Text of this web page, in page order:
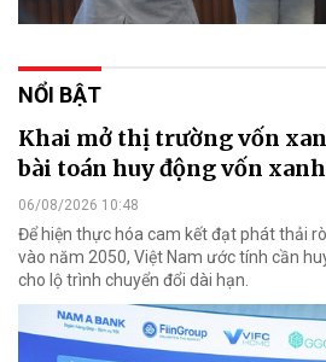
NỔI BẬT
Khai mở thị trường vốn
bài toán huy động vốn
06/08/2026 10:48
Để hiện thực hóa cam kết đạt phát thải
vào năm 2050, Việt Nam ước tính cần
cho lộ trình chuyển đổi dài hạn.